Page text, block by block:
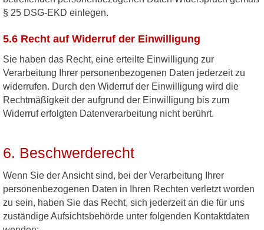
§ 25 DSG-EKD einlegen.
5.6 Recht auf Widerruf der Einwilligung
Sie haben das Recht, eine erteilte Einwilligung zur
Verarbeitung Ihrer personenbezogenen Daten jederzeit zu
widerrufen. Durch den Widerruf der Einwilligung wird die
Rechtmäßigkeit der aufgrund der Einwilligung bis zum
Widerruf erfolgten Datenverarbeitung nicht berührt.
6. Beschwerderecht
Wenn Sie der Ansicht sind, bei der Verarbeitung Ihrer
personenbezogenen Daten in Ihren Rechten verletzt worden
zu sein, haben Sie das Recht, sich jederzeit an die für uns
zuständige Aufsichtsbehörde unter folgenden Kontaktdaten